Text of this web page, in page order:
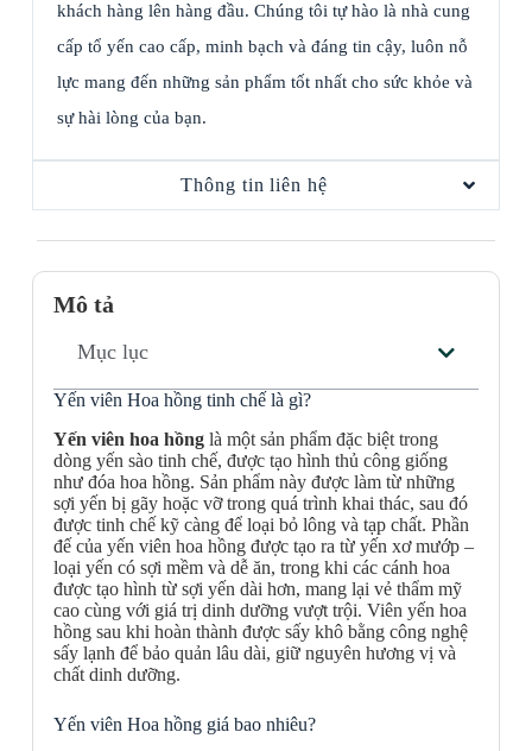
khách hàng lên hàng đầu. Chúng tôi tự hào là nhà cung
cấp tổ yến cao cấp, minh bạch và đáng tin cậy, luôn nỗ
lực mang đến những sản phẩm tốt nhất cho sức khỏe và
sự hài lòng của bạn.
Thông tin liên hệ
Mô tả
Mục lục
Yến viên Hoa hồng tinh chế là gì?
Yến viên hoa hồnglà một sản phẩm đặc biệt trong
dòng yến sào tinh chế, được tạo hình thủ công giống
như đóa hoa hồng. Sản phẩm này được làm từ những
sợi yến bị gãy hoặc vỡ trong quá trình khai thác, sau đó
được tinh chế kỹ càng để loại bỏ lông và tạp chất. Phần
đế của yến viên hoa hồng được tạo ra từ yến xơ mướp –
loại yến có sợi mềm và dễ ăn, trong khi các cánh hoa
được tạo hình từ sợi yến dài hơn, mang lại vẻ thẩm mỹ
cao cùng với giá trị dinh dưỡng vượt trội. Viên yến hoa
hồng sau khi hoàn thành được sấy khô bằng công nghệ
sấy lạnh để bảo quản lâu dài, giữ nguyên hương vị và
chất dinh dưỡng.
Yến viên Hoa hồng giá bao nhiêu?